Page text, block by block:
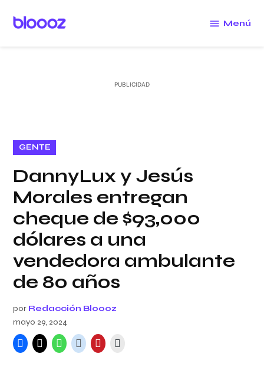
Menú
PUBLICADO
EN
GENTE
DannyLux y Jesús
Morales entregan
cheque de $93,000
dólares a una
vendedora ambulante
de 80 años
por Redacción Bloooz
mayo 29, 2024